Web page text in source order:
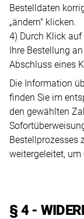
Bestelldaten
„ändern" klicken.
4) Durch Klick
Ihre Bestellung
Abschluss eines
Die Information
finden Sie im
den gewählten
Bestellprozesses
weitergeleitet,
§ 4 -